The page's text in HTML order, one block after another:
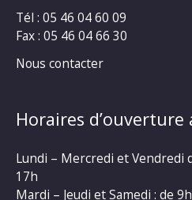
Tél : 05 46 04 60 09
Fax : 05 46 04 66 30
Nous contacter
Horaires d’ouverture
Lundi – Mercredi et Vendredi
17h
Mardi – Jeudi et Samedi : de